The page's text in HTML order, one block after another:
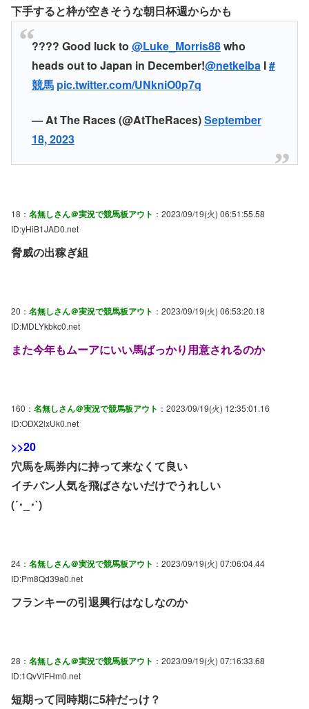
下手すると枠が空きそうな朝日杯週からかも
???? Good luck to @Luke_Morris88who
heads out to Japan in December!@netkeibaI#
競馬 pic.twitter.com/UNkniO0p7q
— At The Races (@AtTheRaces)September
18, 2023
18： 名無しさん＠実況で競馬板アウト ：2023/09/19(火) 06:51:55.58
ID:yHiB1JAD0.net
脅威の出稼ぎ組
20： 名無しさん＠実況で競馬板アウト ：2023/09/19(火) 06:53:20.18
ID:MDLYkbkc0.net
また今年もムーアにいい馬ばっかり用意されるのか
160： 名無しさん＠実況で競馬板アウト ：2023/09/19(火) 12:35:01.16
ID:ODX2lxUk0.net
>>20
穴馬を馬券内に持って来なくて良い
イチバン人気を飛ばさないだけでうれしい
(´･_･`)
24： 名無しさん＠実況で競馬板アウト ：2023/09/19(火) 07:06:04.44
ID:Pm8Qd39a0.net
フランキーの引退興行はなしなのか
28： 名無しさん＠実況で競馬板アウト ：2023/09/19(火) 07:16:33.68
ID:1QvVtFHm0.net
短期って同時期に5枠だっけ？